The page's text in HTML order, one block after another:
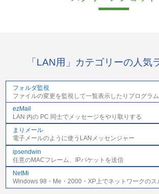
「LAN用」カテゴリーの人気
フォルダ監視
ファイルの変更を監視して一覧表示したりプログラ
ezMail
LAN 内の PC 同士でメッセージをやり取りする
まりメール
電子メールのように使うLANメッセンジャー
ipsendwin
任意のMACフレーム、IPパケットを送信
NetMi
Windows 98・Me・2000・XP上でネットワークのス